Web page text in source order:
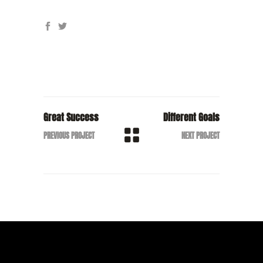
Great Success
PREVIOUS PROJECT
Different Goals
NEXT PROJECT